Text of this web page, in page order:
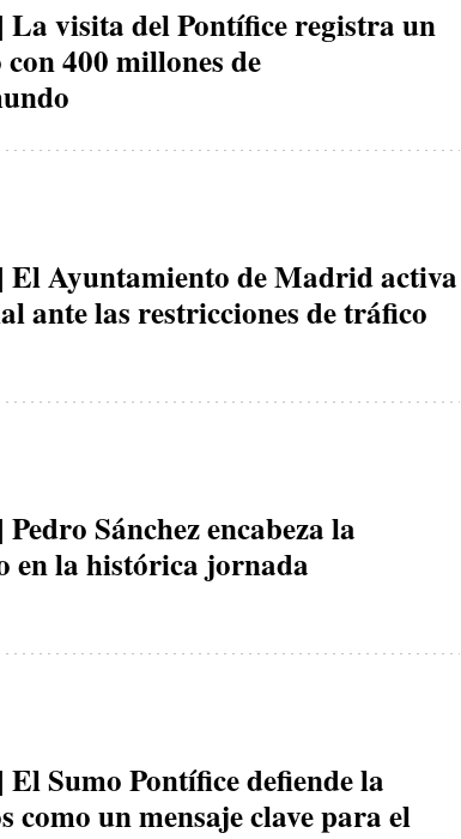
visita del Pontífice registra un
400 millones de
Ayuntamiento de Madrid activa
ante las restricciones de tráfico
Sánchez encabeza la
en la histórica jornada
Sumo Pontífice defiende la
como un mensaje clave para el